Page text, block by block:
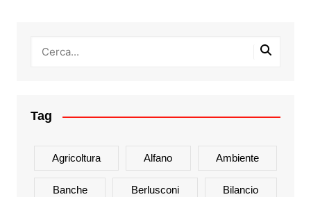
Tag
Agricoltura Alfano Ambiente
Banche Berlusconi Bilancio